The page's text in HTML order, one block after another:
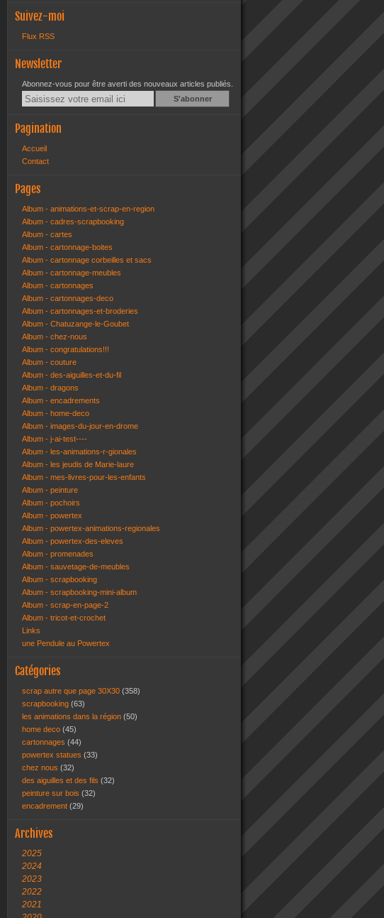
Suivez-moi
Flux RSS
Newsletter
Abonnez-vous pour être averti des nouveaux articles publiés.
Email
Pagination
Accueil
Contact
Pages
Album - animations-et-scrap-en-region
Album - cadres-scrapbooking
Album - cartes
Album - cartonnage-boites
Album - cartonnage corbeilles et sacs
Album - cartonnage-meubles
Album - cartonnages
Album - cartonnages-deco
Album - cartonnages-et-broderies
Album - Chatuzange-le-Goubet
Album - chez-nous
Album - congratulations!!!
Album - couture
Album - des-aiguilles-et-du-fil
Album - dragons
Album - encadrements
Album - home-deco
Album - images-du-jour-en-drome
Album - j-ai-test----
Album - les-animations-r-gionales
Album - les jeudis de Marie-laure
Album - mes-livres-pour-les-enfants
Album - peinture
Album - pochoirs
Album - powertex
Album - powertex-animations-regionales
Album - powertex-des-eleves
Album - promenades
Album - sauvetage-de-meubles
Album - scrapbooking
Album - scrapbooking-mini-album
Album - scrap-en-page-2
Album - tricot-et-crochet
Links
une Pendule au Powertex
Catégories
scrap autre que page 30X30 (358)
scrapbooking (63)
les animations dans la région (50)
home deco (45)
cartonnages (44)
powertex statues (33)
chez nous (32)
des aiguilles et des fils (32)
peinture sur bois (32)
encadrement (29)
Archives
2025
2024
2023
2022
2021